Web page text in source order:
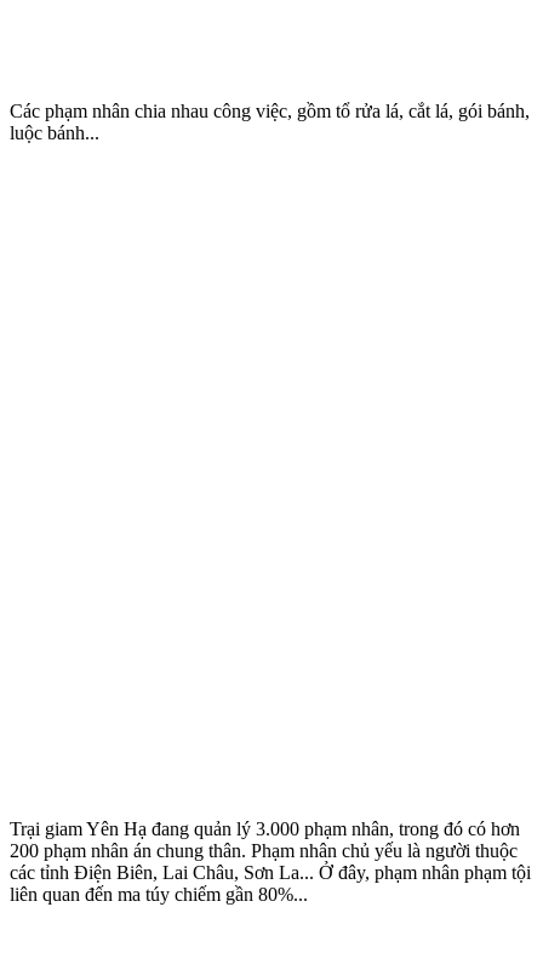
Các phạm nhân chia nhau công việc, gồm tổ rửa lá, cắt lá, gói bánh,
luộc bánh...
Trại giam Yên Hạ đang quản lý 3.000 phạm nhân, trong đó có hơn
200 phạm nhân án chung thân. Phạm nhân chủ yếu là người thuộc
các tỉnh Điện Biên, Lai Châu, Sơn La... Ở đây, phạm nhân phạm tội
liên quan đến m‌a tú‌y chiếm gần 80%...